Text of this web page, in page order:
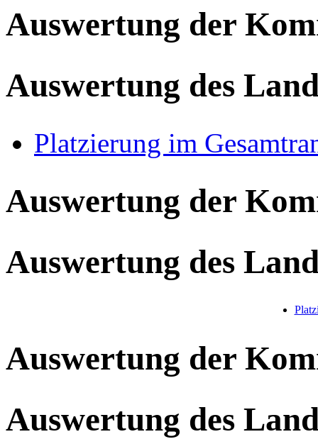
Auswertung der
Auswertung des
Platzierung im
Auswertung der
Auswertung des
Auswertung der
Auswertung des